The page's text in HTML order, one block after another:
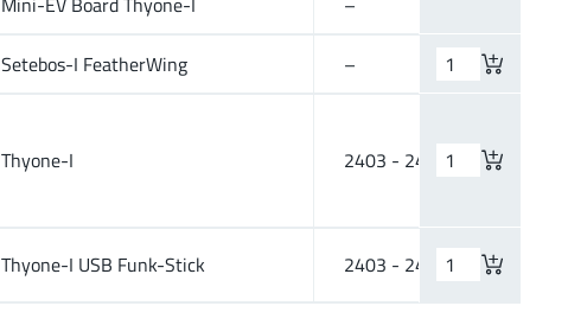
Setebos-I FeatherWing –
Thyone-I 2403 - 2479
Thyone-I USB Funk-Stick 2403 - 2479